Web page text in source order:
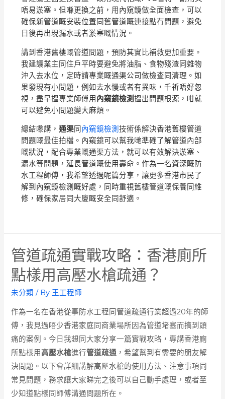
唔易淤塞。但喺更換之前，用內窺鏡做全面檢查，可以
確保新管道嘅安裝位置同舊管道嘅連接點冇問題，避免
日後再出現漏水或者淤塞嘅情況。
講到香港舊樓嘅管道問題，預防其實比補救更加重要。
我建議業主同住戶平時要避免將油脂、食物殘渣同雜物
沖入去水位，定時請專業嘅通渠公司做檢查同清理。如
果發現有小問題，例如去水慢或者有異味，千祈唔好忽
視，盡早搵專業師傅用 內窺鏡檢測搵出問題根源，咁就
可以避免小問題變大麻煩。
總結嚟講，通渠同 內窺鏡檢測技術係解決香港舊樓管道
問題嘅最佳拍檔。內窺鏡可以幫我哋準確了解管道內部
嘅狀況，配合專業嘅通渠方法，就可以有效解決淤塞、
漏水等問題，延長管道嘅使用壽命。作為一名資深嘅防
水工程師傅，我希望透過呢篇分享，讓更多香港市民了
解到內窺鏡檢測嘅好處，同時重視舊樓管道嘅保養同維
修，確保家居同大廈嘅安全同舒適。
管道疏通實戰攻略：香港廁所
點樣用高壓水槍疏通？
未分類 / By 王工程師
作為一名在香港從事防水工程同管道疏通行業超過20年的師
傅，我見過唔少香港家庭同商業場所因為管道堵塞而搞到頭
痛的案例。今日我想同大家分享一篇實戰攻略，專講香港廁
所點樣用 高壓水槍進行管道疏通 ，希望幫到有需要的朋友解
決問題。以下會詳細講解高壓水槍的使用方法、注意事項同
常見問題，務求讓大家睇完之後可以自己動手處理，或者至
少知道點樣同師傅溝通問題所在。